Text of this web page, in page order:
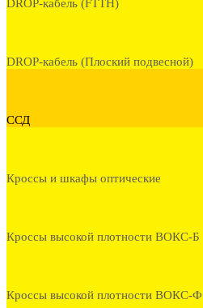
DROP-кабель (FTTH)
DROP-кабель (Плоский подвесной)
ССД
Кроссы и шкафы оптические
Кроссы высокой плотности ВОКС-Б
Кроссы высокой плотности ВОКС-Ф